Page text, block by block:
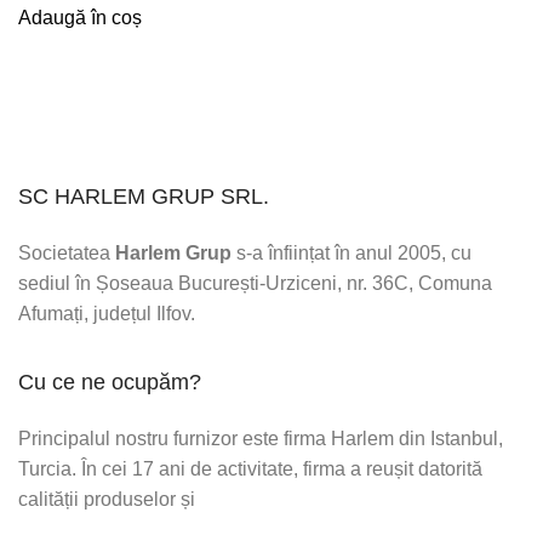
Adaugă în coș
SC HARLEM GRUP SRL.
Societatea Harlem Grup s-a înființat în anul 2005, cu
sediul în Șoseaua București-Urziceni, nr. 36C, Comuna
Afumați, județul Ilfov.
Cu ce ne ocupăm?
Principalul nostru furnizor este firma Harlem din Istanbul,
Turcia. În cei 17 ani de activitate, firma a reușit datorită
calității produselor și